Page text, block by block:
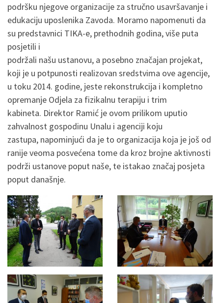
podršku njegove organizacije za stručno usavršavanje i
edukaciju uposlenika Zavoda. Moramo napomenuti da
su predstavnici TIKA-e, prethodnih godina, više puta
posjetili i
podržali našu ustanovu, a posebno značajan projekat,
koji je u potpunosti realizovan sredstvima ove agencije,
u toku 2014. godine, jeste rekonstrukcija i kompletno
opremanje Odjela za fizikalnu terapiju i trim
kabineta. Direktor Ramić je ovom prilikom uputio
zahvalnost gospodinu Unalu i agenciji koju
zastupa, napominjući da je to organizacija koja je još od
ranije veoma posvećena tome da kroz brojne aktivnosti
podrži ustanove poput naše, te istakao značaj posjeta
poput današnje.